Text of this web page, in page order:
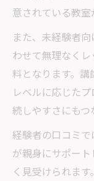
意されている教室
また、未経験者
わせて無理なく
料となります。
レベルに応じた
続しやすさにもつ
経験者の口コミ
が親身にサポー
く見受けられま